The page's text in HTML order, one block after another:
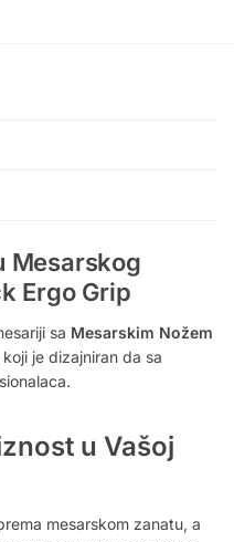
Mesarskog
Ergo Grip
sa Mesarskim Nožem
koji je dizajniran da sa
u Vašoj
mesarskom zanatu, a